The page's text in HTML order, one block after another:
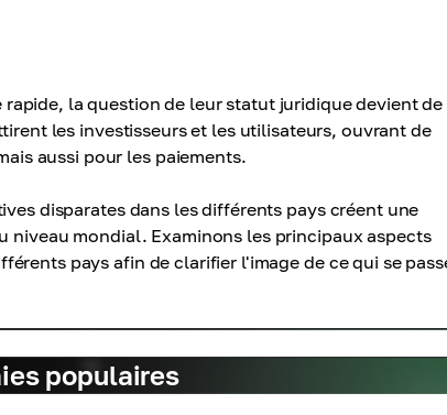
la question de leur statut juridique devient
les investisseurs et les utilisateurs, ouvrant de
aussi pour les paiements.
disparates dans les différents pays créent une
mondial. Examinons les principaux aspects
pays afin de clarifier l'image de ce qui se
populaires